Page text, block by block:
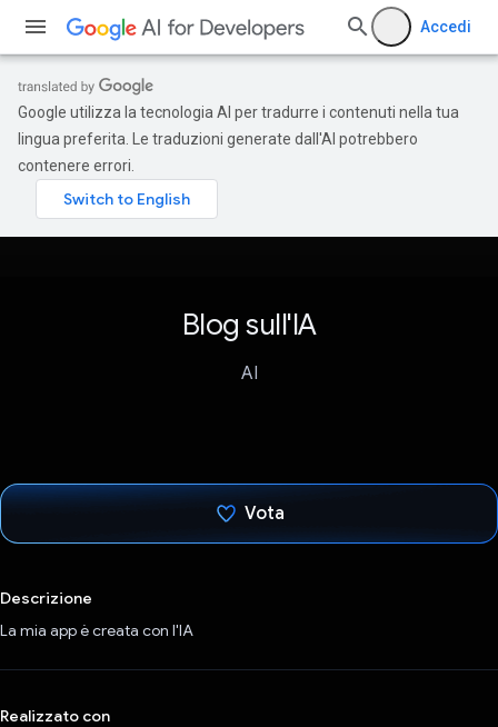
Accedi
Google utilizza la tecnologia AI per tradurre i contenuti nella tua
lingua preferita. Le traduzioni generate dall'AI potrebbero
contenere errori.
Blog sull'IA
AI
Vota
Descrizione
La mia app è creata con l'IA
Realizzato con